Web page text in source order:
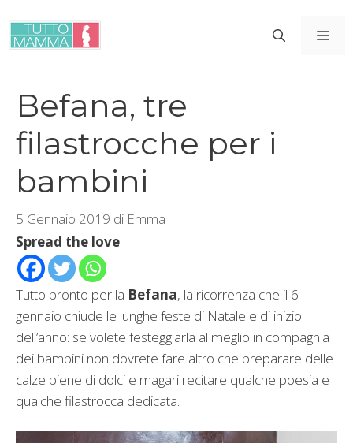
contenuto
Befana, tre
filastrocche per i
bambini
5 Gennaio 2019 di Emma
Spread the love
Tutto pronto per la Befana, la ricorrenza che il 6
gennaio chiude le lunghe feste di Natale e di inizio
dell’anno: se volete festeggiarla al meglio in compagnia
dei bambini non dovrete fare altro che preparare delle
calze piene di dolci e magari recitare qualche poesia e
qualche filastrocca dedicata.